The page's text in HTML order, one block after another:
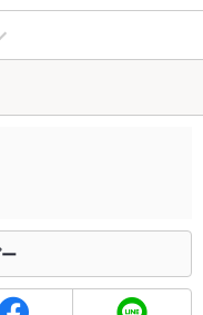
ます。正しい情報はお店へお問い
ーブル席とカウンター席をご